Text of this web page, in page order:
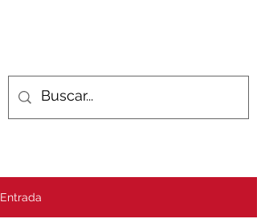
Entrada